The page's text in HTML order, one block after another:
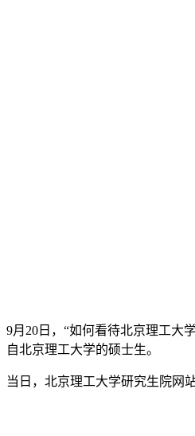
9月20日，“如何看待北京理工大
自北京理工大学的硕士生。
当日，北京理工大学研究生院网